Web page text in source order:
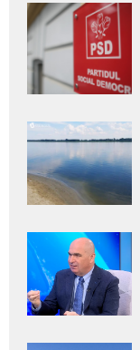
Adaugă
aici textul
pentru
subtitlu
Adaugă
aici textul
pentru
subtitlu
Adaugă
aici textul
pentru
subtitlu